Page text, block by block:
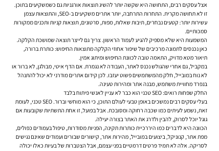
אצל עסקים רבים, התחושה היא שקשה יותר להשיג תוצאות אורגניות גם כשמשקיעים בתוכן.
זו לא תחושה מקרית. התחרות התרחבה, יותר אתרים משקיעים ב-SEO, והתוצאות עצמן
עשירות יותר: קטעים נבחרים, תיבות שאלות, מפות, סרטונים, תוצאות קניות ותכנים ממקורות
סמכותיים.
המשמעות היא שלא מספיק להגיע לעמוד הראשון. צריך גם לייצר תוצאה שמושכת הקלקה.
כאן נכנסים לתמונה מרכיבים של שיפור אחוזי הקלקה מתוצאות החיפוש: כותרת ברורה,
תיאור מטא מדויק, התאמה טובה לכוונת החיפוש ומיתוג אמין.
במקביל, גם אחרי שהגולש נכנס לאתר, העבודה לא נגמרת. אם הדף איטי, מבולגן, לא ברור או
לא נוח במובייל, חלק מהמשתמשים פשוט יעזבו. לכן קידום אתרים מודרני לא יכול להתנהל
בנפרד מחוויית משתמש, מבנה אתר ומהירות טעינה.
החלק שפחות רואים: SEO טכני הוא כבר לא עניין לאנשי פיתוח בלבד
בעלי עסקים רבים נמשכים באופן טבעי לעולם התוכן, כי הוא מוחשי וברור. SEO טכני, לעומת
זאת, נשמע לעיתים כמו שכבה רחוקה ומסובכת. אבל בפועל, זו אחת התשתיות שקובעות אם
גוגל יוכל לסרוק, להבין ולדרג את האתר בצורה יעילה.
הכוונה היא לדברים כמו היררכיית כותרות תקינה, הפניות מסודרות, טיפול בעמודים כפולים,
מפת אתר, קנוניקל, ביצועים במובייל, מהירות אתר, קישורים שבורים ועמודים שאינם נגישים
לסריקה. אלה לא תמיד פרטים דרמטיים בפני עצמם, אבל הצטברות של בעיות כאלו יכולה